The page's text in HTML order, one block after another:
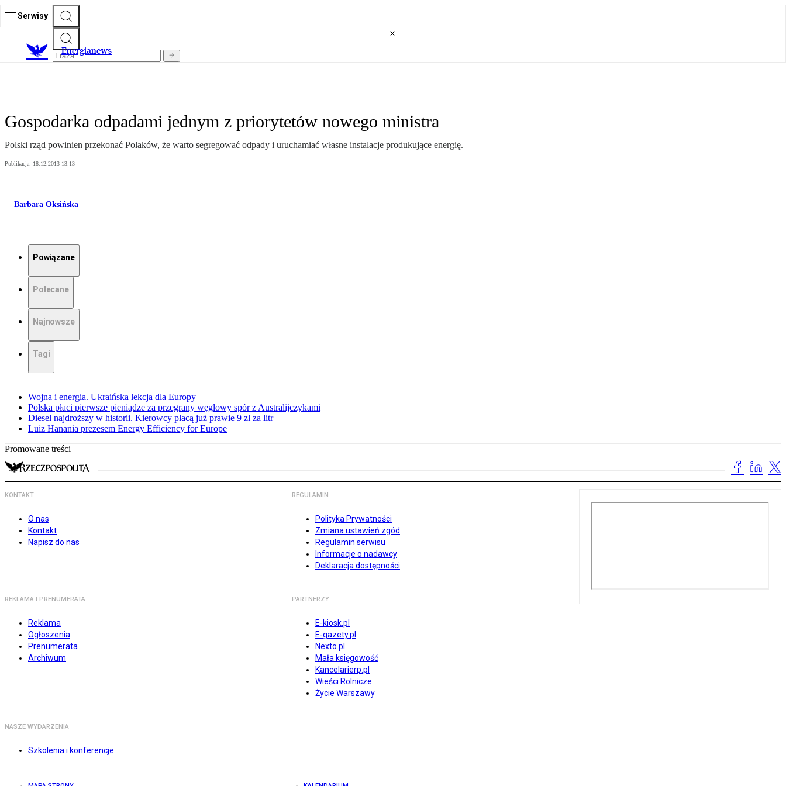
Serwisy
Energianews
Gospodarka odpadami jednym z priorytetów nowego ministra
Polski rząd powinien przekonać Polaków, że warto segregować odpady i uruchamiać własne instalacje produkujące energię.
Publikacja: 18.12.2013 13:13
Barbara Oksińska
Powiązane
Polecane
Najnowsze
Tagi
Wojna i energia. Ukraińska lekcja dla Europy
Polska płaci pierwsze pieniądze za przegrany węglowy spór z Australijczykami
Diesel najdroższy w historii. Kierowcy płacą już prawie 9 zł za litr
Luiz Hanania prezesem Energy Efficiency for Europe
Promowane treści
KONTAKT
O nas
Kontakt
Napisz do nas
REGULAMIN
Polityka Prywatności
Zmiana ustawień zgód
Regulamin serwisu
Informacje o nadawcy
Deklaracja dostępności
REKLAMA I PRENUMERATA
Reklama
Ogłoszenia
Prenumerata
Archiwum
PARTNERZY
E-kiosk.pl
E-gazety.pl
Nexto.pl
Mała księgowość
Kancelarierp.pl
Wieści Rolnicze
Życie Warszawy
NASZE WYDARZENIA
Szkolenia i konferencje